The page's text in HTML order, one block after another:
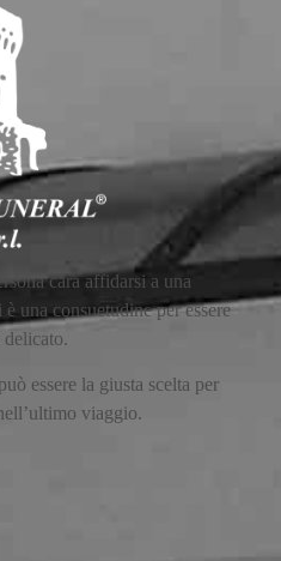
cara affidarsi a una
una consuetudine per essere
può essere la giusta scelta per
viaggio.